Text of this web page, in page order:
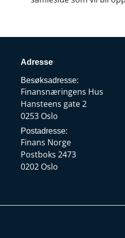
Adresse
Besøksadresse:
Finansnæringens Hus
Hansteens gate 2
0253 Oslo
Postadresse:
Finans Norge
Postboks 2473
0202 Oslo